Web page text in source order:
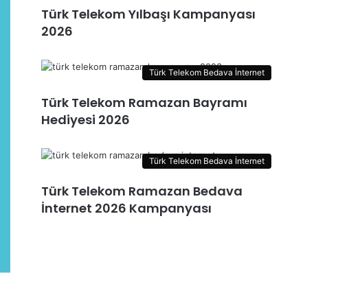
Türk Telekom Yılbaşı Kampanyası
2026
Türk Telekom Bedava İnternet
Türk Telekom Ramazan Bayramı
Hediyesi 2026
Türk Telekom Bedava İnternet
Türk Telekom Ramazan Bedava
İnternet 2026 Kampanyası